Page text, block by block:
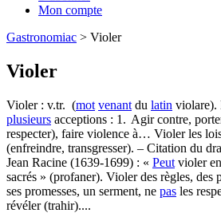
Mon compte
Gastronomiac > Violer
Violer
Violer : v.tr. (mot venant du latin violare).
plusieurs acceptions : 1. Agir contre,
respecter), faire violence à… Violer les
(enfreindre, transgresser). – Citation du
Jean Racine (1639-1699) : « Peut violer
sacrés » (profaner). Violer des règles,
ses promesses, un serment, ne pas les
révéler (trahir)....